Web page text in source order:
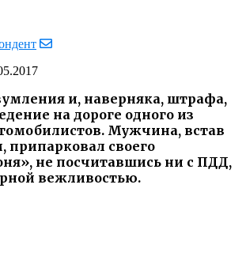
и, наверняка, штрафа,
на дороге одного из
Мужчина, встав
припарковал своего
не посчитавшись ни с ПДД,
вежливостью.